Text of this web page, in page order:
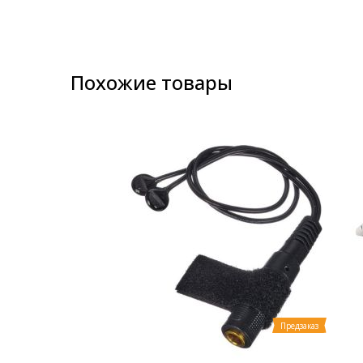
Похожие товары
Предзаказ